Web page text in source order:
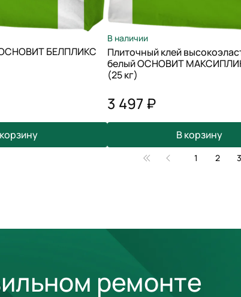
ОСНОВИТ БЕЛПЛИКС
В наличии
Плиточный клей
белый ОСНОВИТ
(25 кг)
3 497 ₽
В корзину
1 2 3
ремонте